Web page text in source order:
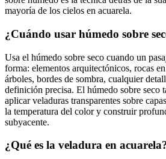
mayoría de los cielos en acuarela.
¿Cuándo usar húmedo sobre
Usa el húmedo sobre seco cuando un
forma: elementos arquitectónicos, rocas
árboles, bordes de sombra, cualquier
definición precisa. El húmedo sobre seco
aplicar veladuras transparentes sobre
la temperatura del color y construir
subyacente.
¿Qué es la veladura en